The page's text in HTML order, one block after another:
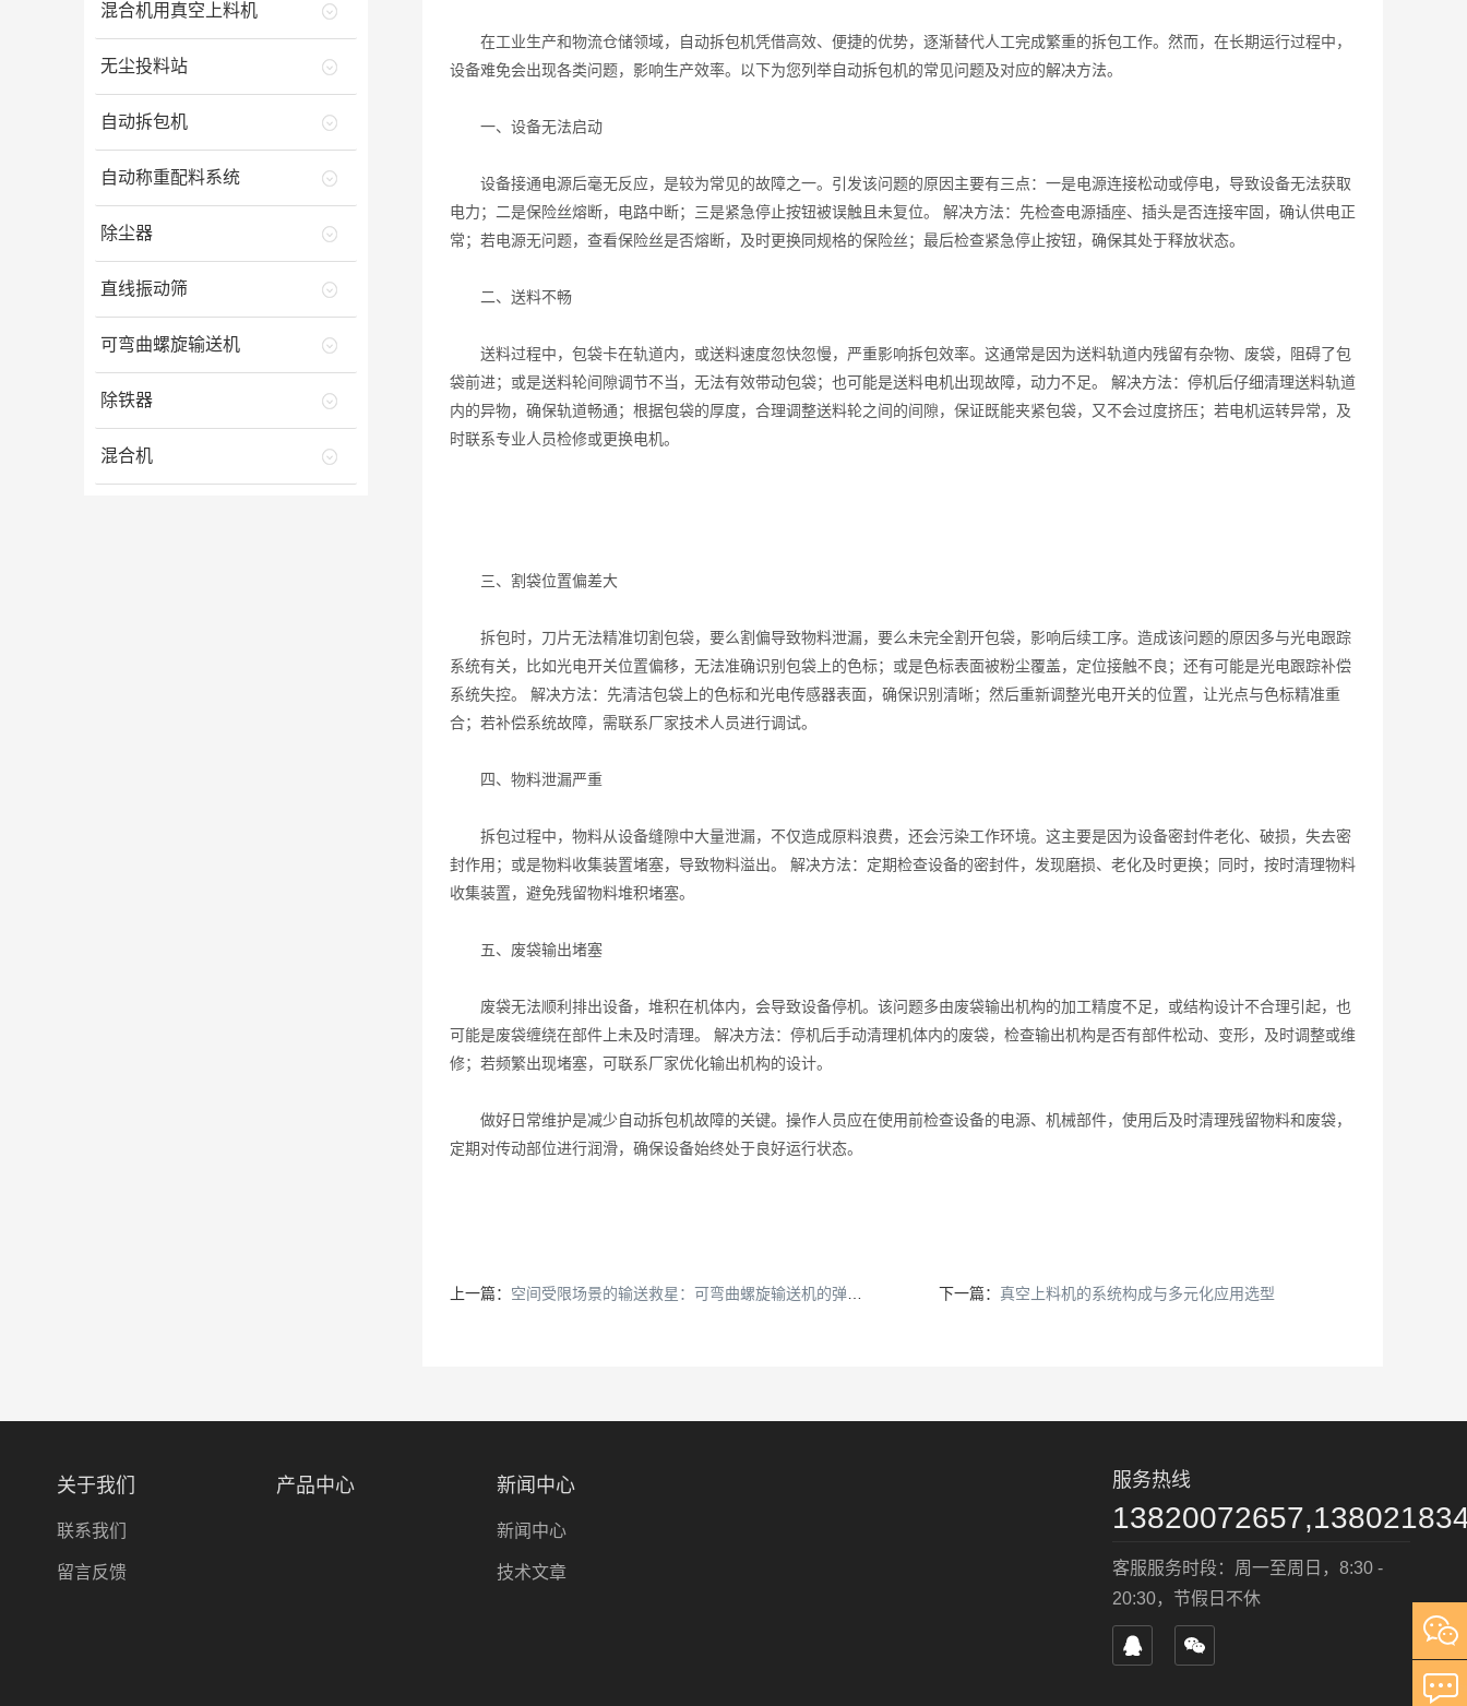
在工业生产和物流仓储领域，自动拆包机凭借高效、便捷的优势，逐渐替代人工完成繁重的拆包工作。然而，在长期运行过程中，
设备难免会出现各类问题，影响生产效率。以下为您列举自动拆包机的常见问题及对应的解决方法。
一、设备无法启动
设备接通电源后毫无反应，是较为常见的故障之一。引发该问题的原因主要有三点：一是电源连接松动或停电，导致设备无法获取
电力；二是保险丝熔断，电路中断；三是紧急停止按钮被误触且未复位。 解决方法：先检查电源插座、插头是否连接牢固，确认供电正
常；若电源无问题，查看保险丝是否熔断，及时更换同规格的保险丝；最后检查紧急停止按钮，确保其处于释放状态。
二、送料不畅
送料过程中，包袋卡在轨道内，或送料速度忽快忽慢，严重影响拆包效率。这通常是因为送料轨道内残留有杂物、废袋，阻碍了包
袋前进；或是送料轮间隙调节不当，无法有效带动包袋；也可能是送料电机出现故障，动力不足。 解决方法：停机后仔细清理送料轨道
内的异物，确保轨道畅通；根据包袋的厚度，合理调整送料轮之间的间隙，保证既能夹紧包袋，又不会过度挤压；若电机运转异常，及
时联系专业人员检修或更换电机。
三、割袋位置偏差大
拆包时，刀片无法精准切割包袋，要么割偏导致物料泄漏，要么未完全割开包袋，影响后续工序。造成该问题的原因多与光电跟踪
系统有关，比如光电开关位置偏移，无法准确识别包袋上的色标；或是色标表面被粉尘覆盖，定位接触不良；还有可能是光电跟踪补偿
系统失控。 解决方法：先清洁包袋上的色标和光电传感器表面，确保识别清晰；然后重新调整光电开关的位置，让光点与色标精准重
合；若补偿系统故障，需联系厂家技术人员进行调试。
四、物料泄漏严重
拆包过程中，物料从设备缝隙中大量泄漏，不仅造成原料浪费，还会污染工作环境。这主要是因为设备密封件老化、破损，失去密
封作用；或是物料收集装置堵塞，导致物料溢出。 解决方法：定期检查设备的密封件，发现磨损、老化及时更换；同时，按时清理物料
收集装置，避免残留物料堆积堵塞。
五、废袋输出堵塞
废袋无法顺利排出设备，堆积在机体内，会导致设备停机。该问题多由废袋输出机构的加工精度不足，或结构设计不合理引起，也
可能是废袋缠绕在部件上未及时清理。 解决方法：停机后手动清理机体内的废袋，检查输出机构是否有部件松动、变形，及时调整或维
修；若频繁出现堵塞，可联系厂家优化输出机构的设计。
做好日常维护是减少自动拆包机故障的关键。操作人员应在使用前检查设备的电源、机械部件，使用后及时清理残留物料和废袋，
定期对传动部位进行润滑，确保设备始终处于良好运行状态。
上一篇： 空间受限场景的输送救星：可弯曲螺旋输送机的弹性输送机制与无残留清洁操作指南 下一篇：真空上料机的系统构成与多元化应用选型
混合机用真空上料机
无尘投料站
自动拆包机
自动称重配料系统
除尘器
直线振动筛
可弯曲螺旋输送机
除铁器
混合机
关于我们
联系我们
留言反馈
产品中心 新闻中心
新闻中心
技术文章
服务热线
客服服务时段：周一至周日，8:30 -
20:30，节假日不休